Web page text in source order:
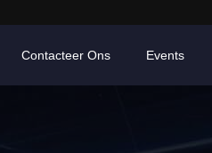
Contacteer Ons Events